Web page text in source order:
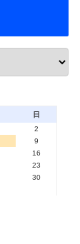
日
2
9
16
23
30